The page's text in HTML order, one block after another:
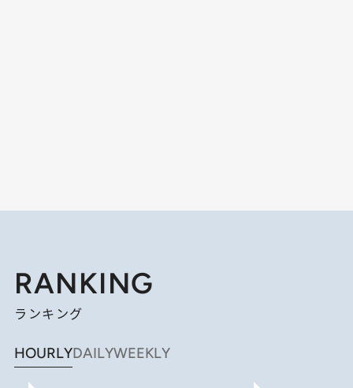
RANKING
ランキング
HOURLYDAILYWEEKLY